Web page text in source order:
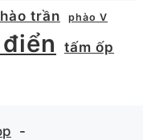
trần phào V
tấm ốp